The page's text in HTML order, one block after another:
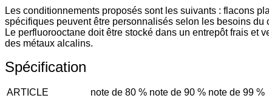
Les conditionnements proposés sont les suivants : flacons
spécifiques peuvent être personnalisés selon les besoins du
Le perfluorooctane doit être stocké dans un entrepôt frais et
des métaux alcalins.
Spécification
ARTICLE note de 80 % note de 90 % note de 99 %